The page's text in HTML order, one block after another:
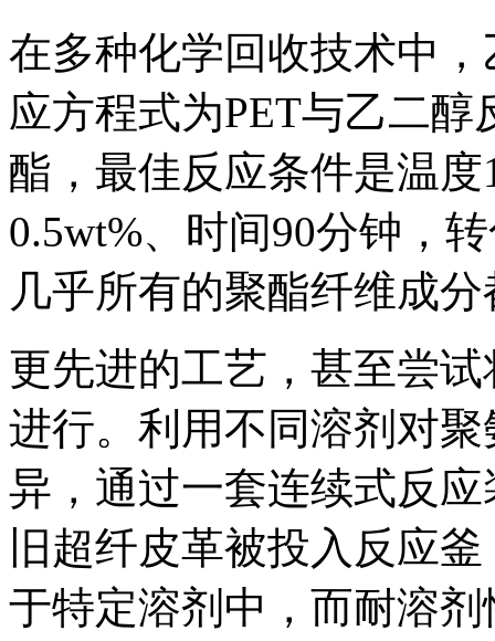
在多种化学回收技术中
应方程式为PET与乙二
酯，最佳反应条件是温
0.5wt%、时间90分钟，
几乎所有的聚酯纤维成
更先进的工艺，甚至尝试
进行。利用不同溶剂对
异，通过一套连续式反
旧超纤皮革被投入反应
于特定溶剂中，而耐溶